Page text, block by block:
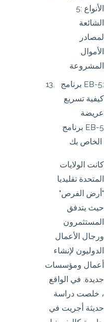
5: الأنواع
الشائعة
لمصادر
الأموال
المشروعة
كيفية تسريع
عريضة
برنامج EB-5
كانت الولايات
المتحدة تقليديا
"أرض الفرص"
حيث يتدفق
المستثمرون
ورجال الأعمال
الدوليون لإنشاء
أعمال ومؤسسات
جديدة. في الواقع
، خلصت دراسة
حديثة أجريت في